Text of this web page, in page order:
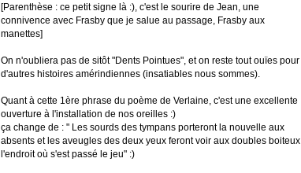
[Parenthèse : ce petit signe là :), c'est le sourire de Jean, une
connivence avec Frasby que je salue au passage, Frasby aux
manettes]
On n'oubliera pas de sitôt "Dents Pointues", et on reste tout ouïes pour
d'autres histoires amérindiennes (insatiables nous sommes).
Quant à cette 1ère phrase du poème de Verlaine, c'est une excellente
ouverture à l'installation de nos oreilles :)
ça change de : " Les sourds des tympans porteront la nouvelle aux
absents et les aveugles des deux yeux feront voir aux doubles boiteux
l'endroit où s'est passé le jeu" :)